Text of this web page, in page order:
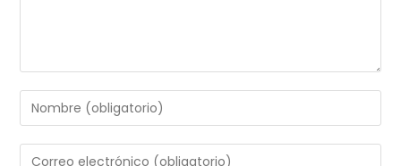
Introduce
tu
nombre
Introduce